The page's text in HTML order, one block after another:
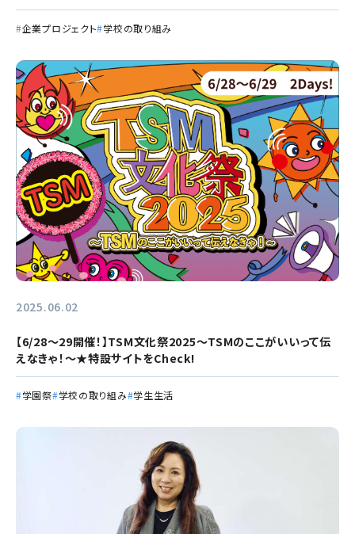
企業プロジェクト 学校の取り組み
2025.06.02
【6/28～29開催！】TSM文化祭2025～TSMのここがいいって伝
えなきゃ！～★特設サイトをCheck!
学園祭 学校の取り組み 学生生活